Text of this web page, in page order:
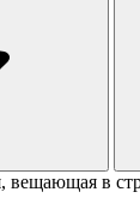
вещающая в